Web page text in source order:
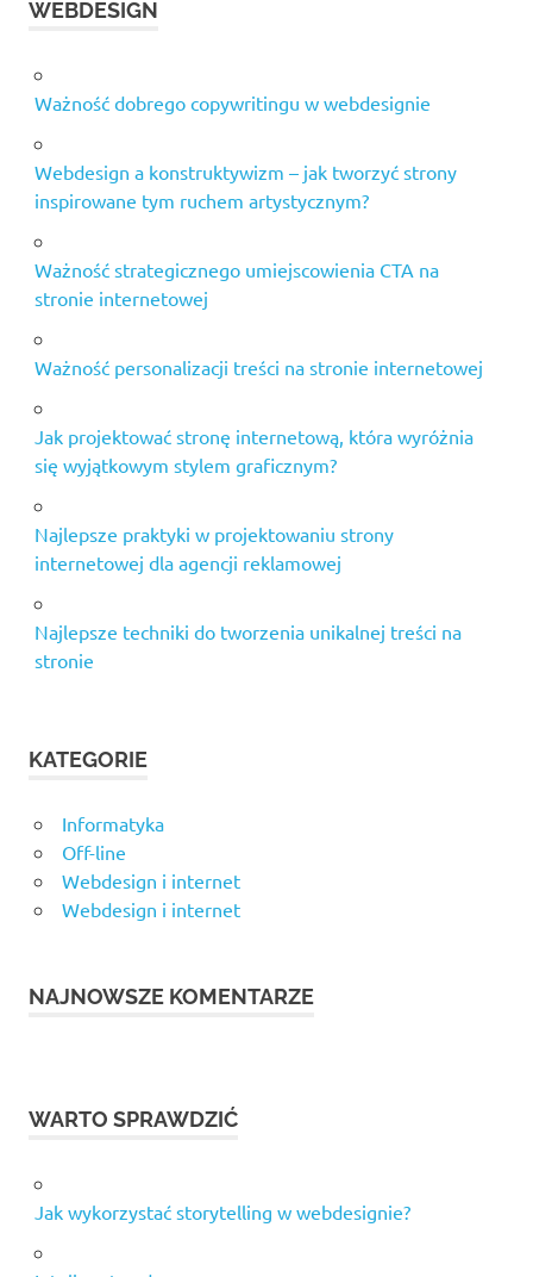
WEBDESIGN
Ważność dobrego copywritingu w webdesignie
Webdesign a konstruktywizm – jak tworzyć strony
inspirowane tym ruchem artystycznym?
Ważność strategicznego umiejscowienia CTA na
stronie internetowej
Ważność personalizacji treści na stronie internetowej
Jak projektować stronę internetową, która wyróżnia
się wyjątkowym stylem graficznym?
Najlepsze praktyki w projektowaniu strony
internetowej dla agencji reklamowej
Najlepsze techniki do tworzenia unikalnej treści na
stronie
KATEGORIE
Informatyka
Off-line
Webdesign i internet
Webdesign i internet
NAJNOWSZE KOMENTARZE
WARTO SPRAWDZIĆ
Jak wykorzystać storytelling w webdesignie?